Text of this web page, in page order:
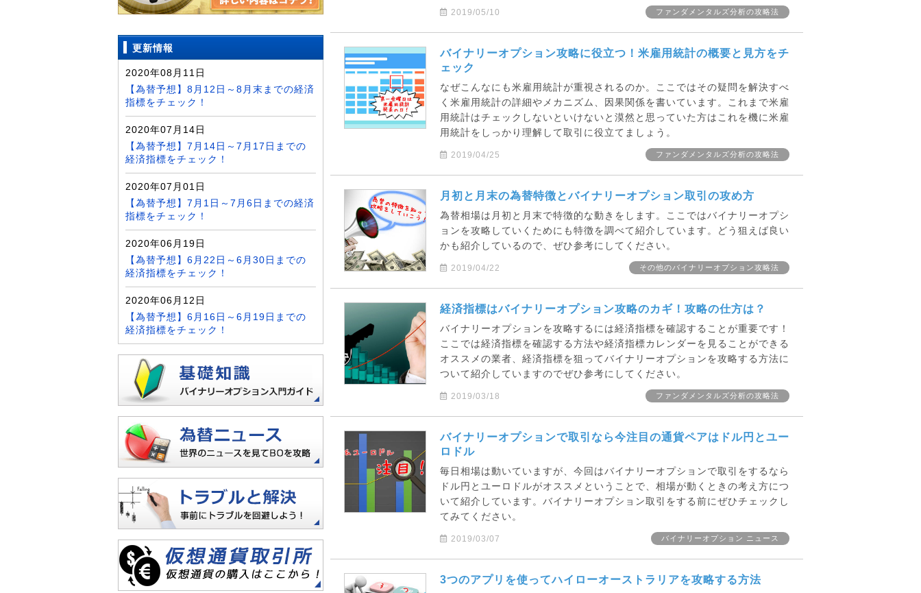
2019/05/10 ファンダメンタルズ分析の攻略法
バイナリーオプション攻略に役立つ！米雇用統計の概要と見方をチ
ェック
なぜこんなにも米雇用統計が重視されるのか。ここではその疑問を解決すべ
く米雇用統計の詳細やメカニズム、因果関係を書いています。これまで米雇
用統計はチェックしないといけないと漠然と思っていた方はこれを機に米雇
用統計をしっかり理解して取引に役立てましょう。
2019/04/25 ファンダメンタルズ分析の攻略法
月初と月末の為替特徴とバイナリーオプション取引の攻め方
為替相場は月初と月末で特徴的な動きをします。ここではバイナリーオプシ
ョンを攻略していくためにも特徴を調べて紹介しています。どう狙えば良い
かも紹介しているので、ぜひ参考にしてください。
2019/04/22 その他のバイナリーオプション攻略法
経済指標はバイナリーオプション攻略のカギ！攻略の仕方は？
バイナリーオプションを攻略するには経済指標を確認することが重要です！
ここでは経済指標を確認する方法や経済指標カレンダーを見ることができる
オススメの業者、経済指標を狙ってバイナリーオプションを攻略する方法に
ついて紹介していますのでぜひ参考にしてください。
2019/03/18 ファンダメンタルズ分析の攻略法
バイナリーオプションで取引なら今注目の通貨ペアはドル円とユー
ロドル
毎日相場は動いていますが、今回はバイナリーオプションで取引をするなら
ドル円とユーロドルがオススメということで、相場が動くときの考え方につ
いて紹介しています。バイナリーオプション取引をする前にぜひチェックし
てみてください。
2019/03/07 バイナリーオプション ニュース
3つのアプリを使ってハイローオーストラリアを攻略する方法
更新情報
2020年08月11日
【為替予想】8月12日～8月末までの経済
指標をチェック！
2020年07月14日
【為替予想】7月14日～7月17日までの
経済指標をチェック！
2020年07月01日
【為替予想】7月1日～7月6日までの経済
指標をチェック！
2020年06月19日
【為替予想】6月22日～6月30日までの
経済指標をチェック！
2020年06月12日
【為替予想】6月16日～6月19日までの
経済指標をチェック！